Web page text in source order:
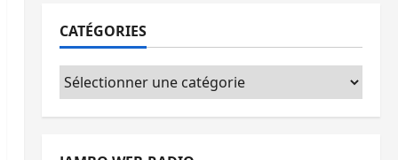
CATÉGORIES
Catégories